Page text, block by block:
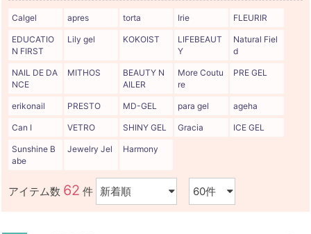
Calgel apres torta Irie FLEURIR
EDUCATIO
N FIRST
Lily gel KOKOIST
LIFEBEAUT
Y
Natural Fiel
d
NAIL DE DA
NCE
MITHOS
BEAUTY N
AILER
More Coutu
re
PRE GEL
erikonail PRESTO MD-GEL para gel ageha
Can I VETRO SHINY GEL Gracia ICE GEL
Sunshine B
abe
Jewelry Jel Harmony
アイテム数 62 件